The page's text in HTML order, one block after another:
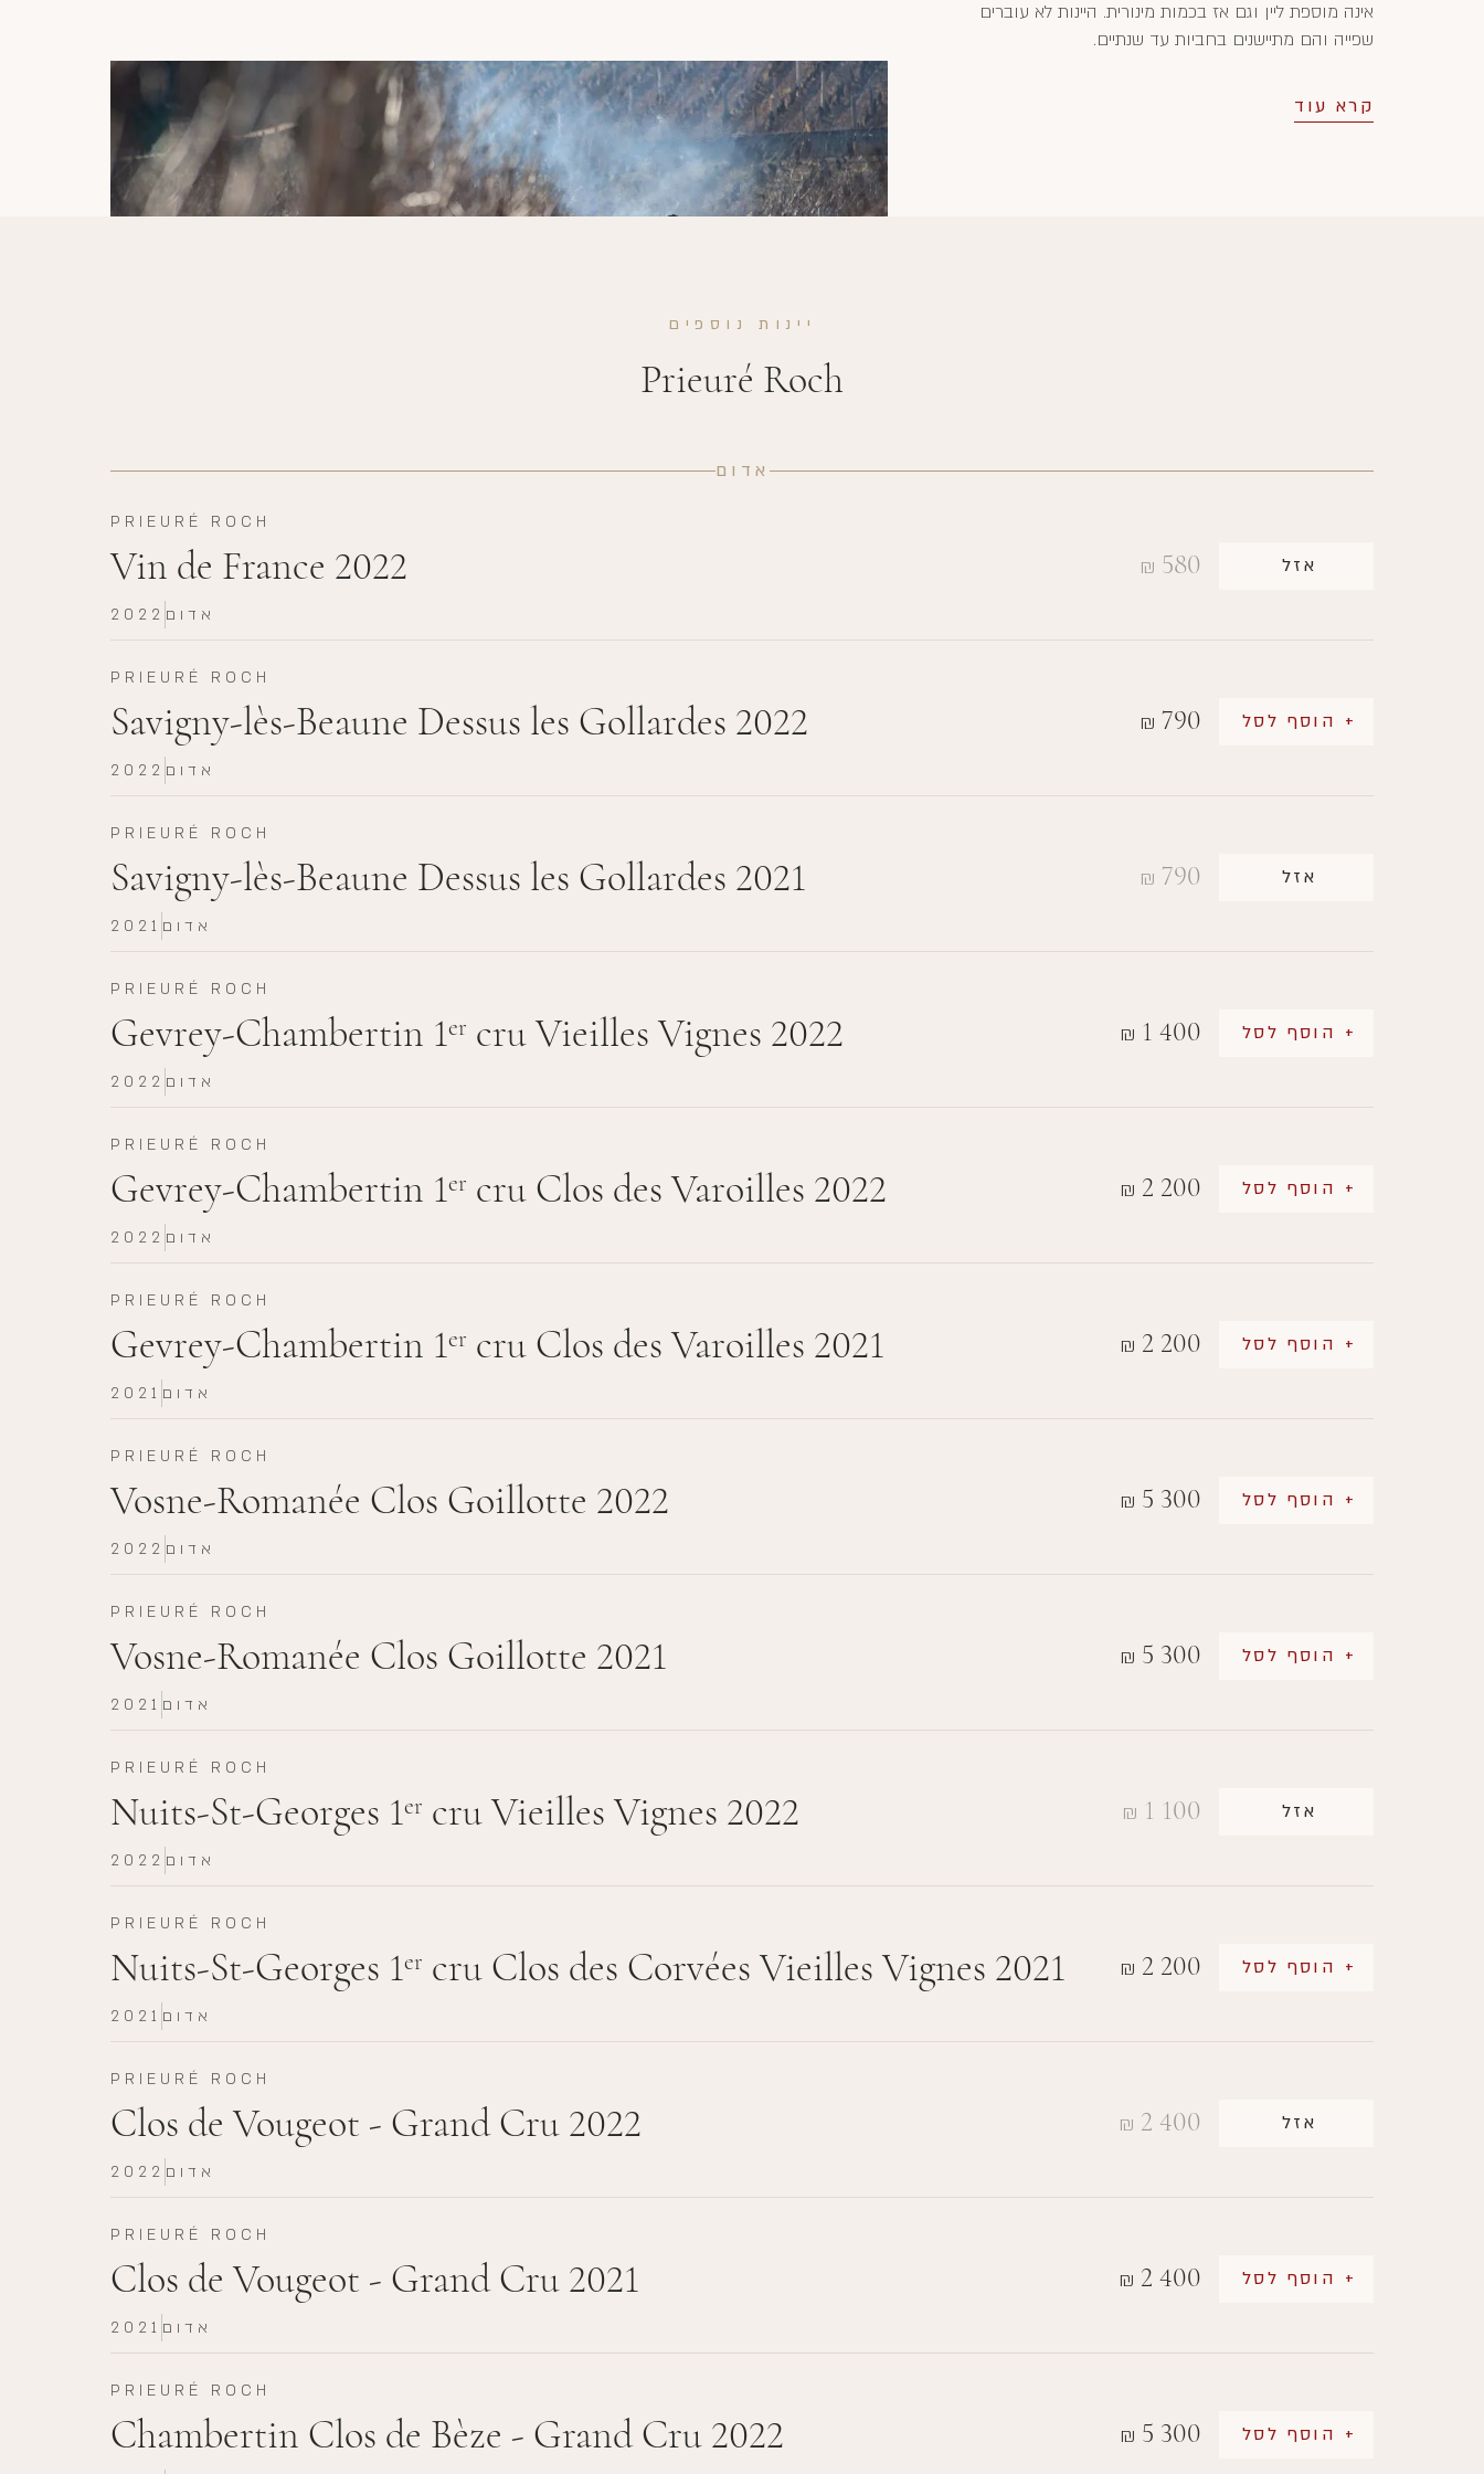
אינה מוספת ליין וגם אז בכמות מינורית. היינות לא עוברים
שפייה והם מתיישנים בחביות עד שנתיים.
קרא עוד
יינות נוספים
Prieuré Roch
אדום
PRIEURÉ ROCH
Vin de France 2022 ₪ 580 אזל
2022 אדום
PRIEURÉ ROCH
Savigny-lès-Beaune Dessus les Gollardes 2022 ₪ 790 + הוסף לסל
2022 אדום
PRIEURÉ ROCH
Savigny-lès-Beaune Dessus les Gollardes 2021 ₪ 790 אזל
2021 אדום
PRIEURÉ ROCH
Gevrey-Chambertin 1er cru Vieilles Vignes 2022 ₪ 1 400 + הוסף לסל
2022 אדום
PRIEURÉ ROCH
Gevrey-Chambertin 1er cru Clos des Varoilles 2022 ₪ 2 200 + הוסף לסל
2022 אדום
PRIEURÉ ROCH
Gevrey-Chambertin 1er cru Clos des Varoilles 2021 ₪ 2 200 + הוסף לסל
2021 אדום
PRIEURÉ ROCH
Vosne-Romanée Clos Goillotte 2022 ₪ 5 300 + הוסף לסל
2022 אדום
PRIEURÉ ROCH
Vosne-Romanée Clos Goillotte 2021 ₪ 5 300 + הוסף לסל
2021 אדום
PRIEURÉ ROCH
Nuits-St-Georges 1er cru Vieilles Vignes 2022 ₪ 1 100 אזל
2022 אדום
PRIEURÉ ROCH
Nuits-St-Georges 1er cru Clos des Corvées Vieilles Vignes 2021 ₪ 2 200 + הוסף לסל
2021 אדום
PRIEURÉ ROCH
Clos de Vougeot - Grand Cru 2022 ₪ 2 400 אזל
2022 אדום
PRIEURÉ ROCH
Clos de Vougeot - Grand Cru 2021 ₪ 2 400 + הוסף לסל
2021 אדום
PRIEURÉ ROCH
Chambertin Clos de Bèze - Grand Cru 2022 ₪ 5 300 + הוסף לסל